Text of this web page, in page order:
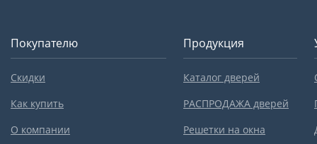
Покупателю
Скидки
Как купить
О компании
Продукция
Каталог дверей
РАСПРОДАЖА дверей
Решетки на окна